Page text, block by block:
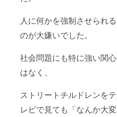
人に何かを強制させられる
のが大嫌いでした。
社会問題にも特に強い関心
はなく、
ストリートチルドレンをテ
レビで見ても「なんか大変